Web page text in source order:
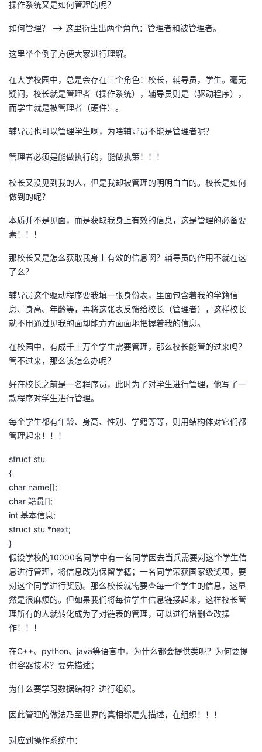
操作系统又是如何管理的呢？
如何管理？ --> 这里衍生出两个角色：管理者和被管理者。
这里举个例子方便大家进行理解。
在大学校园中，总是会存在三个角色：校长，辅导员，学生。毫无
疑问，校长就是管理者（操作系统），辅导员则是（驱动程序），
而学生就是被管理者（硬件）。
辅导员也可以管理学生啊，为啥辅导员不能是管理者呢？
管理者必须是能做执行的，能做执策！！！
校长又没见到我的人，但是我却被管理的明明白白的。校长是如何
做到的呢？
本质并不是见面，而是获取我身上有效的信息，这是管理的必备要
素！！！
那校长又是怎么获取我身上有效的信息啊？辅导员的作用不就在这
了么？
辅导员这个驱动程序要我填一张身份表，里面包含着我的学籍信
息、身高、年龄等，再将这张表反馈给校长（管理者），这样校长
就不用通过见我的面却能方方面面地把握着我的信息。
在校园中，有成千上万个学生需要管理，那么校长能管的过来吗？
管不过来，那么该怎么办呢？
好在校长之前是一名程序员，此时为了对学生进行管理，他写了一
款程序对学生进行管理。
每个学生都有年龄、身高、性别、学籍等等，则用结构体对它们都
管理起来！！！
struct stu
{
char name[];
char 籍贯[];
int 基本信息;
struct stu *next;
}
假设学校的10000名同学中有一名同学因去当兵需要对这个学生信
息进行管理，将信息改为保留学籍；一名同学荣获国家级奖项，要
对这个同学进行奖励。那么校长就需要查每一个学生的信息，这显
然是很麻烦的。但如果我们将每位学生信息链接起来，这样校长管
理所有的人就转化成为了对链表的管理，可以进行增删查改操
作！！！
在C++、python、java等语言中，为什么都会提供类呢？为何要提
供容器技术？要先描述；
为什么要学习数据结构？进行组织。
因此管理的做法乃至世界的真相都是先描述，在组织！！！
对应到操作系统中：